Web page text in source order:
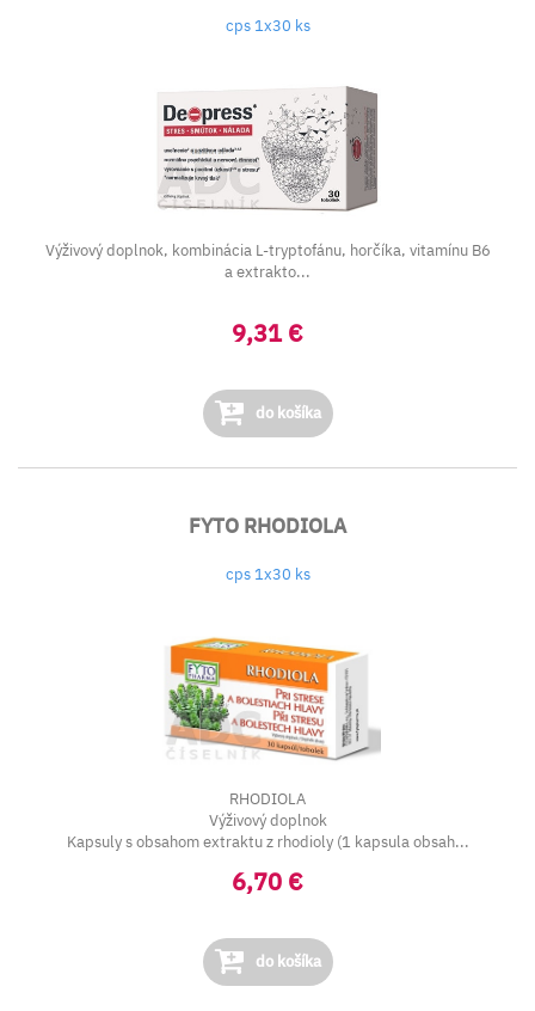
cps 1x30 ks
Výživový doplnok, kombinácia L-tryptofánu, horčíka, vitamínu B6
a extrakto...
9,31 €
do košíka
FYTO RHODIOLA
cps 1x30 ks
RHODIOLA
Výživový doplnok
Kapsuly s obsahom extraktu z rhodioly (1 kapsula obsah...
6,70 €
do košíka